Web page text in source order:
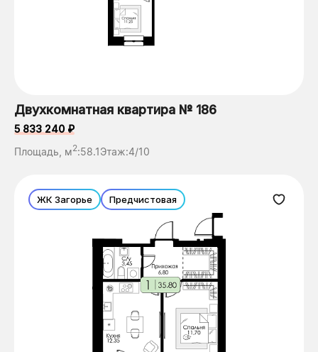
Двухкомнатная квартира № 186
5 833 240 ₽
Площадь, м2:58.1Этаж:4/10
ЖК Загорье Предчистовая